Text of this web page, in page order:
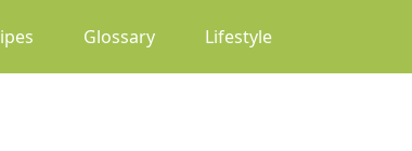
(current)Glossary Lifestyle